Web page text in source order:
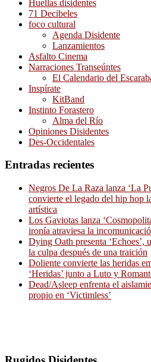
Huellas disidentes
71 Decibeles
foco cultural
Agenda Disidente
Lanzamientos
Asfalto Cinema
Narraciones Transeúntes
El Calendario del
Inspírate
KitBand
Instinto Forastero
Alma del Río
Opiniones Disidentes
Des-Occidentales
Entradas recientes
Negros De La Raza lanza ‘La
convierte el legado del hip hop
artística
Los Gaviotas lanza
ironía atraviesa la
Dying Oath presenta ‘Echoes’,
la culpa después de una traición
Doliente convierte las heridas
‘Heridas’ junto a Luto y
Dead/Asleep enfrenta el
propio en ‘Victimless’